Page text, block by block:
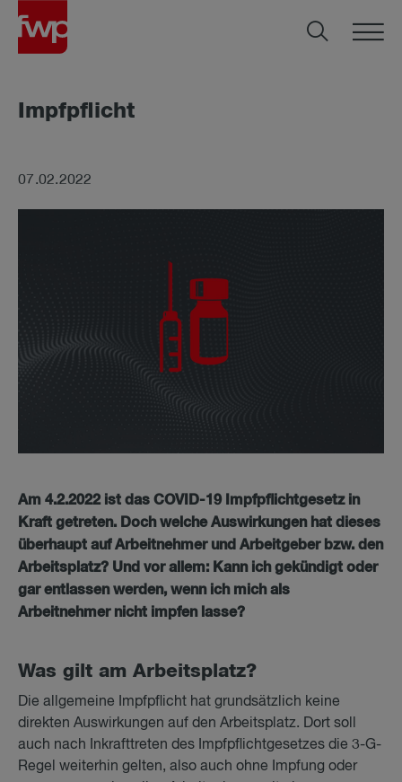
Impf­pflicht
07.02.2022
Am 4.2.2022 ist das COVID-19 Impfpflichtgesetz in
Kraft getreten. Doch welche Auswirkungen hat dieses
überhaupt auf Arbeitnehmer und Arbeitgeber bzw. den
Arbeitsplatz? Und vor allem: Kann ich gekündigt oder
gar entlassen werden, wenn ich mich als
Arbeitnehmer nicht impfen lasse?
Was gilt am Ar­beits­platz?
Die allgemeine Impfpflicht hat grundsätzlich keine
direkten Auswirkungen auf den Arbeitsplatz. Dort soll
auch nach Inkrafttreten des Impfpflichtgesetzes die 3-G-
Regel weiterhin gelten, also auch ohne Impfung oder